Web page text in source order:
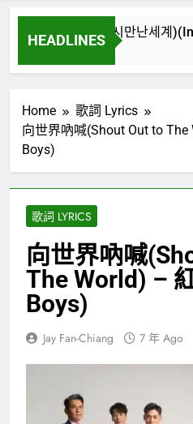
HEADLINES
重逢的世界(다시만난세계)(Into
Home
歌詞 Lyrics
向世界吶喊(Shout Out to
Boys)
歌詞 LYRICS
向世界吶喊
The World) –
Boys)
Jay Fan-Chiang 7 年 Ago